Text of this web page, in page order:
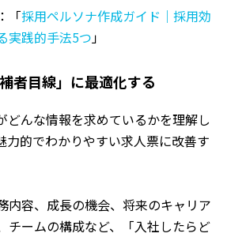
「採用ペルソナ作成ガイド｜採用効
実践的手法5つ」
者目線」に最適化する
どんな情報を求めているかを理解し
力的でわかりやすい求人票に改善す
内容、成長の機会、将来のキャリア
チームの構成など、「入社したらど